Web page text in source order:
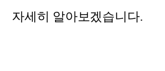
자세히 알아보겠습니다.